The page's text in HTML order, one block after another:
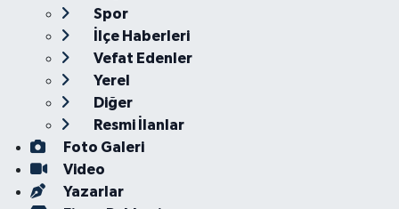
Spor
İlçe Haberleri
Vefat Edenler
Yerel
Diğer
Resmi İlanlar
Foto Galeri
Video
Yazarlar